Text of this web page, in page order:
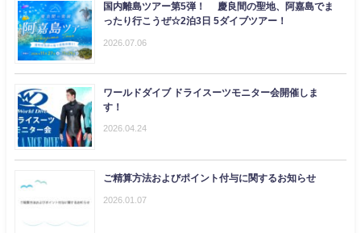
国内離島ツアー第5弾！ 慶良間の聖地、阿嘉島でま
ったり行こうぜ☆2泊3日 5ダイブツアー！
2026.07.06
ワールドダイブ ドライスーツモニター会開催しま
す！
2026.04.24
ご精算方法およびポイント付与に関するお知らせ
2026.01.07